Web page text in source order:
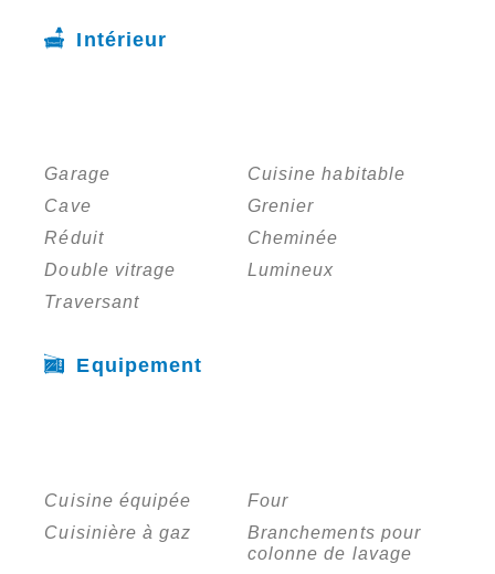
Intérieur
Garage
Cuisine habitable
Cave
Grenier
Réduit
Cheminée
Double vitrage
Lumineux
Traversant
Equipement
Cuisine équipée
Four
Cuisinière à gaz
Branchements pour
colonne de lavage